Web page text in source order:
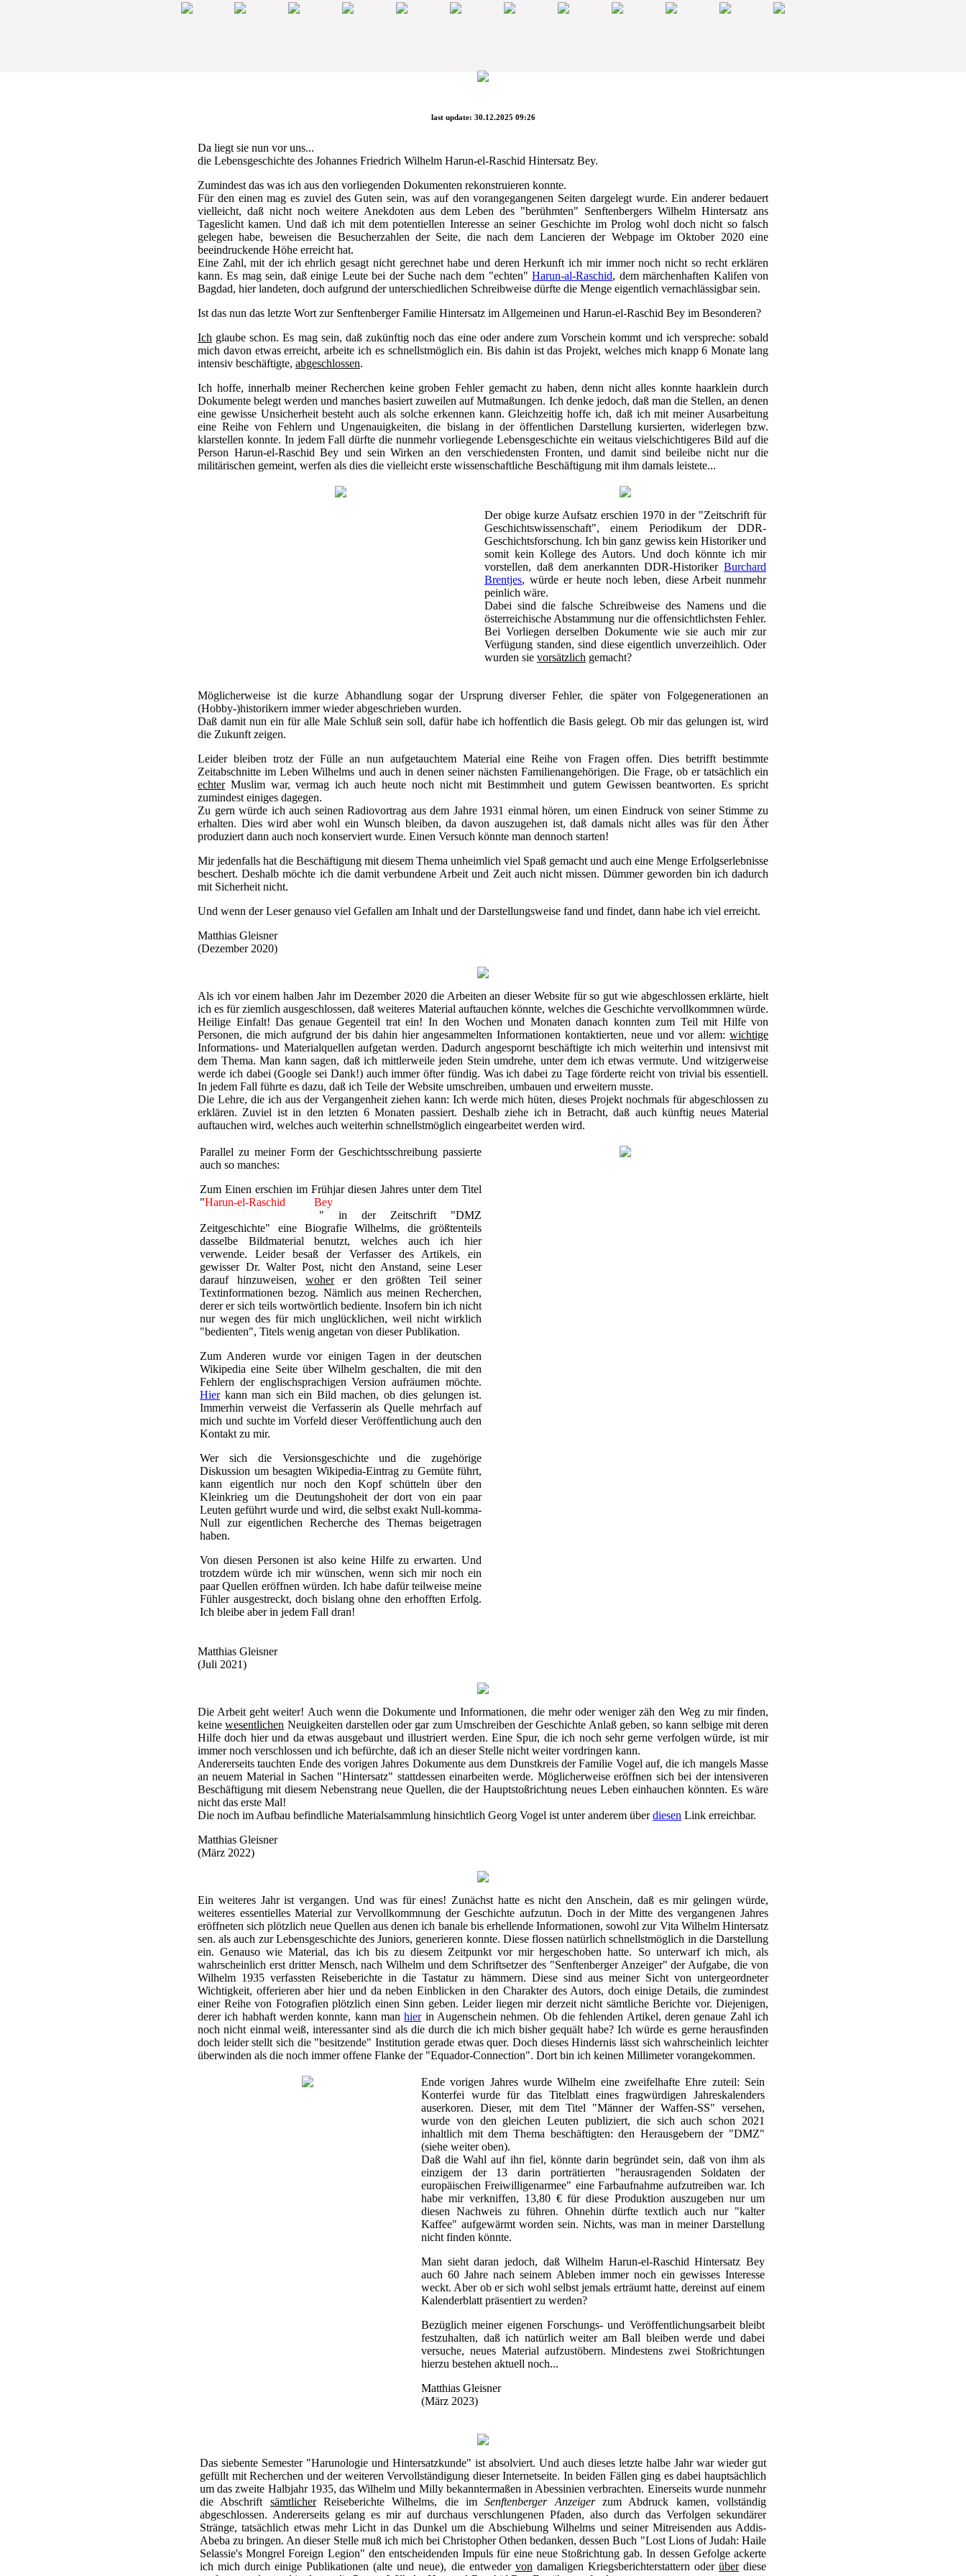
last update: 30.12.2025 09:26
Da liegt sie nun vor uns...
die Lebensgeschichte des Johannes Friedrich Wilhelm Harun-el-Raschid Hintersatz Bey.
Zumindest das was ich aus den vorliegenden Dokumenten rekonstruieren konnte.
Für den einen mag es zuviel des Guten sein, was auf den vorangegangenen Seiten dargelegt wurde. Ein anderer bedauert
vielleicht, daß nicht noch weitere Anekdoten aus dem Leben des "berühmten" Senftenbergers Wilhelm Hintersatz ans
Tageslicht kamen. Und daß ich mit dem potentiellen Interesse an seiner Geschichte im Prolog wohl doch nicht so falsch
gelegen habe, beweisen die Besucherzahlen der Seite, die nach dem Lancieren der Webpage im Oktober 2020 eine
beeindruckende Höhe erreicht hat.
Eine Zahl, mit der ich ehrlich gesagt nicht gerechnet habe und deren Herkunft ich mir immer noch nicht so recht erklären
kann. Es mag sein, daß einige Leute bei der Suche nach dem "echten"Harun-al-Raschid, dem märchenhaften Kalifen von
Bagdad, hier landeten, doch aufgrund der unterschiedlichen Schreibweise dürfte die Menge eigentlich vernachlässigbar sein.
Ist das nun das letzte Wort zur Senftenberger Familie Hintersatz im Allgemeinen und Harun-el-Raschid Bey im Besonderen?
Ich glaube schon. Es mag sein, daß zukünftig noch das eine oder andere zum Vorschein kommt und ich verspreche: sobald
mich davon etwas erreicht, arbeite ich es schnellstmöglich ein. Bis dahin ist das Projekt, welches mich knapp 6 Monate lang
intensiv beschäftigte, abgeschlossen.
Ich hoffe, innerhalb meiner Recherchen keine groben Fehler gemacht zu haben, denn nicht alles konnte haarklein durch
Dokumente belegt werden und manches basiert zuweilen auf Mutmaßungen. Ich denke jedoch, daß man die Stellen, an denen
eine gewisse Unsicherheit besteht auch als solche erkennen kann. Gleichzeitig hoffe ich, daß ich mit meiner Ausarbeitung
eine Reihe von Fehlern und Ungenauigkeiten, die bislang in der öffentlichen Darstellung kursierten, widerlegen bzw.
klarstellen konnte. In jedem Fall dürfte die nunmehr vorliegende Lebensgeschichte ein weitaus vielschichtigeres Bild auf die
Person Harun-el-Raschid Bey und sein Wirken an den verschiedensten Fronten, und damit sind beileibe nicht nur die
militärischen gemeint, werfen als dies die vielleicht erste wissenschaftliche Beschäftigung mit ihm damals leistete...
Der obige kurze Aufsatz erschien 1970 in der "Zeitschrift für
Geschichtswissenschaft", einem Periodikum der DDR-
Geschichtsforschung. Ich bin ganz gewiss kein Historiker und
somit kein Kollege des Autors. Und doch könnte ich mir
vorstellen, daß dem anerkannten DDR-Historiker Burchard
Brentjes, würde er heute noch leben, diese Arbeit nunmehr
peinlich wäre.
Dabei sind die falsche Schreibweise des Namens und die
österreichische Abstammung nur die offensichtlichsten Fehler.
Bei Vorliegen derselben Dokumente wie sie auch mir zur
Verfügung standen, sind diese eigentlich unverzeihlich. Oder
wurden sie vorsätzlich gemacht?
Möglicherweise ist die kurze Abhandlung sogar der Ursprung diverser Fehler, die später von Folgegenerationen an
(Hobby-)historikern immer wieder abgeschrieben wurden.
Daß damit nun ein für alle Male Schluß sein soll, dafür habe ich hoffentlich die Basis gelegt. Ob mir das gelungen ist, wird
die Zukunft zeigen.
Leider bleiben trotz der Fülle an nun aufgetauchtem Material eine Reihe von Fragen offen. Dies betrifft bestimmte
Zeitabschnitte im Leben Wilhelms und auch in denen seiner nächsten Familienangehörigen. Die Frage, ob er tatsächlich ein
echterMuslim war, vermag ich auch heute noch nicht mit Bestimmheit und gutem Gewissen beantworten. Es spricht
zumindest einiges dagegen.
Zu gern würde ich auch seinen Radiovortrag aus dem Jahre 1931 einmal hören, um einen Eindruck von seiner Stimme zu
erhalten. Dies wird aber wohl ein Wunsch bleiben, da davon auszugehen ist, daß damals nicht alles was für den Äther
produziert dann auch noch konserviert wurde. Einen Versuch könnte man dennoch starten!
Mir jedenfalls hat die Beschäftigung mit diesem Thema unheimlich viel Spaß gemacht und auch eine Menge Erfolgserlebnisse
beschert. Deshalb möchte ich die damit verbundene Arbeit und Zeit auch nicht missen. Dümmer geworden bin ich dadurch
mit Sicherheit nicht.
Und wenn der Leser genauso viel Gefallen am Inhalt und der Darstellungsweise fand und findet, dann habe ich viel erreicht.
Matthias Gleisner
(Dezember 2020)
Als ich vor einem halben Jahr im Dezember 2020 die Arbeiten an dieser Website für so gut wie abgeschlossen erklärte, hielt
ich es für ziemlich ausgeschlossen, daß weiteres Material auftauchen könnte, welches die Geschichte vervollkommnen würde.
Heilige Einfalt! Das genaue Gegenteil trat ein! In den Wochen und Monaten danach konnten zum Teil mit Hilfe von
Personen, die mich aufgrund der bis dahin hier angesammelten Informationen kontaktierten, neue und vor allem: wichtige
Informations- und Materialquellen aufgetan werden. Dadurch angespornt beschäftigte ich mich weiterhin und intensivst mit
dem Thema. Man kann sagen, daß ich mittlerweile jeden Stein umdrehe, unter dem ich etwas vermute. Und witzigerweise
werde ich dabei (Google sei Dank!) auch immer öfter fündig. Was ich dabei zu Tage förderte reicht von trivial bis essentiell.
In jedem Fall führte es dazu, daß ich Teile der Website umschreiben, umbauen und erweitern musste.
Die Lehre, die ich aus der Vergangenheit ziehen kann: Ich werde mich hüten, dieses Projekt nochmals für abgeschlossen zu
erklären. Zuviel ist in den letzten 6 Monaten passiert. Deshalb ziehe ich in Betracht, daß auch künftig neues Material
auftauchen wird, welches auch weiterhin schnellstmöglich eingearbeitet werden wird.
Parallel zu meiner Form der Geschichtsschreibung passierte
auch so manches:
Zum Einen erschien im Frühjar diesen Jahres unter dem Titel
"Harun-el-Raschid Bey
" in der Zeitschrift "DMZ
Zeitgeschichte" eine Biografie Wilhelms, die größtenteils
dasselbe Bildmaterial benutzt, welches auch ich hier
verwende. Leider besaß der Verfasser des Artikels, ein
gewisser Dr. Walter Post, nicht den Anstand, seine Leser
darauf hinzuweisen,woherer den größten Teil seiner
Textinformationen bezog. Nämlich aus meinen Recherchen,
derer er sich teils wortwörtlich bediente. Insofern bin ich nicht
nur wegen des für mich unglücklichen, weil nicht wirklich
"bedienten", Titels wenig angetan von dieser Publikation.
Zum Anderen wurde vor einigen Tagen in der deutschen
Wikipedia eine Seite über Wilhelm geschalten, die mit den
Fehlern der englischsprachigen Version aufräumen möchte.
Hierkann man sich ein Bild machen, ob dies gelungen ist.
Immerhin verweist die Verfasserin als Quelle mehrfach auf
mich und suchte im Vorfeld dieser Veröffentlichung auch den
Kontakt zu mir.
Wer sich die Versionsgeschichte und die zugehörige
Diskussion um besagten Wikipedia-Eintrag zu Gemüte führt,
kann eigentlich nur noch den Kopf schütteln über den
Kleinkrieg um die Deutungshoheit der dort von ein paar
Leuten geführt wurde und wird, die selbst exakt Null-komma-
Null zur eigentlichen Recherche des Themas beigetragen
haben.
Von diesen Personen ist also keine Hilfe zu erwarten. Und
trotzdem würde ich mir wünschen, wenn sich mir noch ein
paar Quellen eröffnen würden. Ich habe dafür teilweise meine
Fühler ausgestreckt, doch bislang ohne den erhofften Erfolg.
Ich bleibe aber in jedem Fall dran!
Matthias Gleisner
(Juli 2021)
Die Arbeit geht weiter! Auch wenn die Dokumente und Informationen, die mehr oder weniger zäh den Weg zu mir finden,
keinewesentlichen Neuigkeiten darstellen oder gar zum Umschreiben der Geschichte Anlaß geben, so kann selbige mit deren
Hilfe doch hier und da etwas ausgebaut und illustriert werden. Eine Spur, die ich noch sehr gerne verfolgen würde, ist mir
immer noch verschlossen und ich befürchte, daß ich an dieser Stelle nicht weiter vordringen kann.
Andererseits tauchten Ende des vorigen Jahres Dokumente aus dem Dunstkreis der Familie Vogel auf, die ich mangels Masse
an neuem Material in Sachen "Hintersatz" stattdessen einarbeiten werde. Möglicherweise eröffnen sich bei der intensiveren
Beschäftigung mit diesem Nebenstrang neue Quellen, die der Hauptstoßrichtung neues Leben einhauchen könnten. Es wäre
nicht das erste Mal!
Die noch im Aufbau befindliche Materialsammlung hinsichtlich Georg Vogel ist unter anderem überdiesen Link erreichbar.
Matthias Gleisner
(März 2022)
Ein weiteres Jahr ist vergangen. Und was für eines! Zunächst hatte es nicht den Anschein, daß es mir gelingen würde,
weiteres essentielles Material zur Vervollkommnung der Geschichte aufzutun. Doch in der Mitte des vergangenen Jahres
eröffneten sich plötzlich neue Quellen aus denen ich banale bis erhellende Informationen, sowohl zur Vita Wilhelm Hintersatz
sen. als auch zur Lebensgeschichte des Juniors, generieren konnte. Diese flossen natürlich schnellstmöglich in die Darstellung
ein. Genauso wie Material, das ich bis zu diesem Zeitpunkt vor mir hergeschoben hatte. So unterwarf ich mich, als
wahrscheinlich erst dritter Mensch, nach Wilhelm und dem Schriftsetzer des "Senftenberger Anzeiger" der Aufgabe, die von
Wilhelm 1935 verfassten Reiseberichte in die Tastatur zu hämmern. Diese sind aus meiner Sicht von untergeordneter
Wichtigkeit, offerieren aber hier und da neben Einblicken in den Charakter des Autors, doch einige Details, die zumindest
einer Reihe von Fotografien plötzlich einen Sinn geben. Leider liegen mir derzeit nicht sämtliche Berichte vor. Diejenigen,
derer ich habhaft werden konnte, kann manhierin Augenschein nehmen. Ob die fehlenden Artikel, deren genaue Zahl ich
noch nicht einmal weiß, interessanter sind als die durch die ich mich bisher gequält habe? Ich würde es gerne herausfinden
doch leider stellt sich die "besitzende" Institution gerade etwas quer. Doch dieses Hindernis lässt sich wahrscheinlich leichter
überwinden als die noch immer offene Flanke der "Equador-Connection". Dort bin ich keinen Millimeter vorangekommen.
Ende vorigen Jahres wurde Wilhelm eine zweifelhafte Ehre zuteil: Sein
Konterfei wurde für das Titelblatt eines fragwürdigen Jahreskalenders
auserkoren. Dieser, mit dem Titel "Männer der Waffen-SS" versehen,
wurde von den gleichen Leuten publiziert, die sich auch schon 2021
inhaltlich mit dem Thema beschäftigten: den Herausgebern der "DMZ"
(siehe weiter oben).
Daß die Wahl auf ihn fiel, könnte darin begründet sein, daß von ihm als
einzigem der 13 darin porträtierten "herausragenden Soldaten der
europäischen Freiwilligenarmee" eine Farbaufnahme aufzutreiben war. Ich
habe mir verkniffen, 13,80 € für diese Produktion auszugeben nur um
diesen Nachweis zu führen. Ohnehin dürfte textlich auch nur "kalter
Kaffee" aufgewärmt worden sein. Nichts, was man in meiner Darstellung
nicht finden könnte.
Man sieht daran jedoch, daß Wilhelm Harun-el-Raschid Hintersatz Bey
auch 60 Jahre nach seinem Ableben immer noch ein gewisses Interesse
weckt. Aber ob er sich wohl selbst jemals erträumt hatte, dereinst auf einem
Kalenderblatt präsentiert zu werden?
Bezüglich meiner eigenen Forschungs- und Veröffentlichungsarbeit bleibt
festzuhalten, daß ich natürlich weiter am Ball bleiben werde und dabei
versuche, neues Material aufzustöbern. Mindestens zwei Stoßrichtungen
hierzu bestehen aktuell noch...
Matthias Gleisner
(März 2023)
Das siebente Semester "Harunologie und Hintersatzkunde" ist absolviert. Und auch dieses letzte halbe Jahr war wieder gut
gefüllt mit Recherchen und der weiteren Vervollständigung dieser Internetseite. In beiden Fällen ging es dabei hauptsächlich
um das zweite Halbjahr 1935, das Wilhelm und Milly bekanntermaßen in Abessinien verbrachten. Einerseits wurde nunmehr
die Abschrift sämtlicherReiseberichte Wilhelms, die imSenftenberger Anzeigerzum Abdruck kamen, vollständig
abgeschlossen. Andererseits gelang es mir auf durchaus verschlungenen Pfaden, also durch das Verfolgen sekundärer
Stränge, tatsächlich etwas mehr Licht in das Dunkel um die Abschiebung Wilhelms und seiner Mitreisenden aus Addis-
Abeba zu bringen. An dieser Stelle muß ich mich bei Christopher Othen bedanken, dessen Buch "Lost Lions of Judah: Haile
Selassie's Mongrel Foreign Legion" den entscheidenden Impuls für eine neue Stoßrichtung gab. In dessen Gefolge ackerte
ich mich durch einige Publikationen (alte und neue), die entweder von damaligen Kriegsberichterstattern oder überdiese